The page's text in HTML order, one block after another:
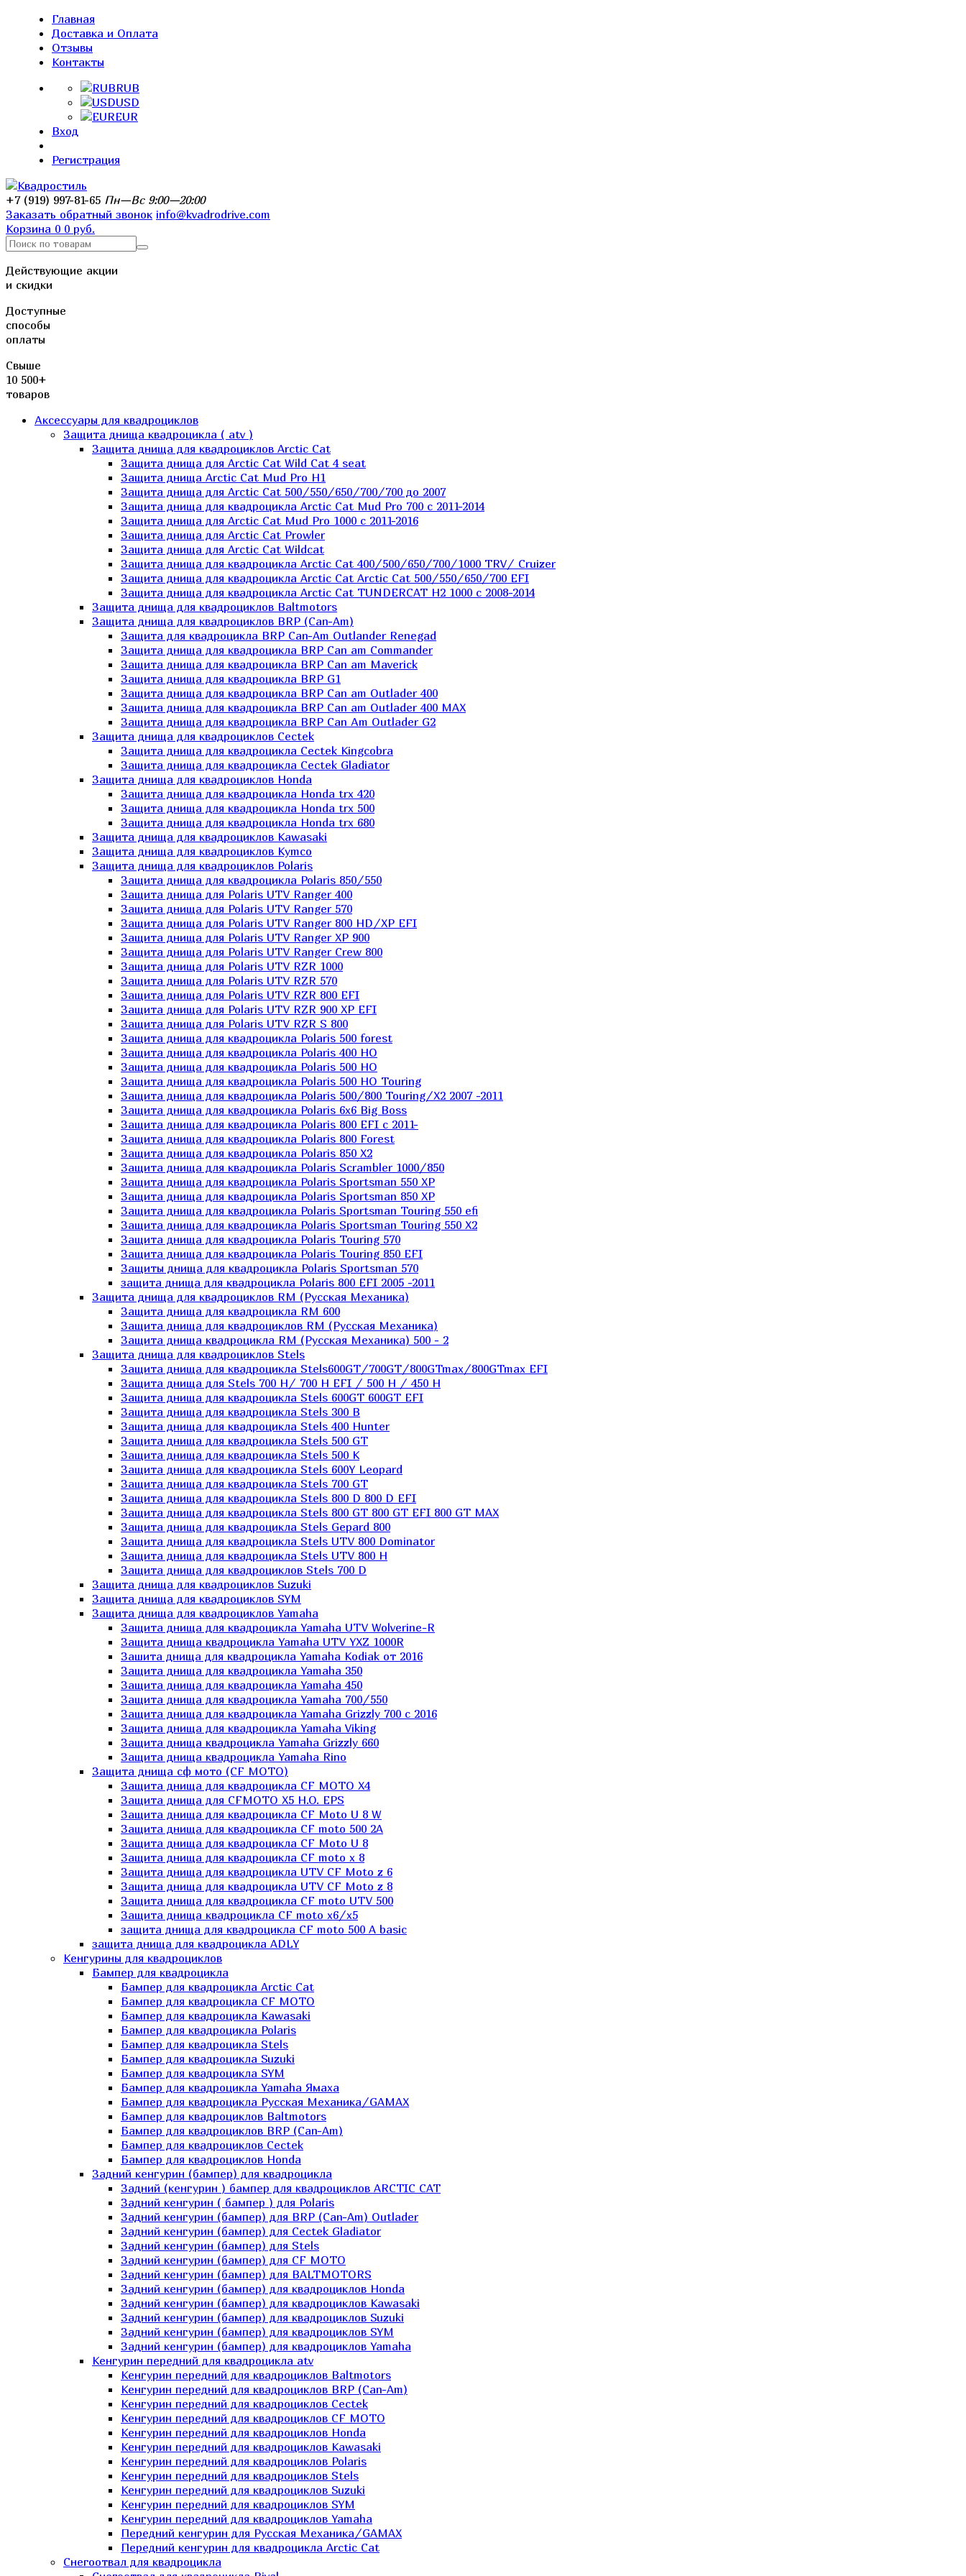
Главная
Доставка и Оплата
Отзывы
Контакты
RUB
USD
EUR
Вход
Регистрация
+7 (919) 997-81-65 Пн—Вс 9:00—20:00
Заказать обратный звонок info@kvadrodrive.com
Корзина 0 0 руб.
Действующие акции
и скидки
Доступные
способы
оплаты
Свыше
10 500+
товаров
Аксессуары для квадроциклов
Защита днища квадроцикла ( atv )
Защита днища для квадроциклов Arctic Cat
Защита днища для Arctic Cat Wild Cat 4 seat
Защита днища Arctic Cat Mud Pro H1
Защита днища для Arctic Cat 500/550/650/700/700 до 2007
Защита днища для квадроцикла Arctic Cat Mud Pro 700 с 2011-2014
Защита днища для Arctic Cat Mud Pro 1000 c 2011-2016
Защита днища для Arctic Cat Prowler
Защита днища для Arctic Cat Wildcat
Защита днища для квадроцикла Arctic Cat 400/500/650/700/1000 TRV/ Cruizer
Защита днища для квадроцикла Arctic Cat Arctic Cat 500/550/650/700 EFI
Защита днища для квадроцикла Arctic Cat TUNDERCAT H2 1000 c 2008-2014
Защита днища для квадроциклов Baltmotors
Защита днища для квадроциклов BRP (Can-Am)
Защита для квадроцикла BRP Can-Am Outlander Renegad
Защита днища для квадроцикла BRP Can am Commander
Защита днища для квадроцикла BRP Can am Maverick
Защита днища для квадроцикла BRP G1
Защита днища для квадроцикла BRP Can am Outlader 400
Защита днища для квадроцикла BRP Can am Outlader 400 MAX
Защита днища для квадроцикла BRP Can Аm Outlader G2
Защита днища для квадроциклов Cectek
Защита днища для квадроцикла Cectek Kingcobra
Защита днища для квадроцикла Cectek Gladiator
Защита днища для квадроциклов Honda
Защита днища для квадроцикла Honda trx 420
Защита днища для квадроцикла Honda trx 500
Защита днища для квадроцикла Honda trx 680
Защита днища для квадроциклов Kawasaki
Защита днища для квадроциклов Kymco
Защита днища для квадроциклов Polaris
Защита днища для квадроцикла Polaris 850/550
Защита днища для Polaris UTV Ranger 400
Защита днища для Polaris UTV Ranger 570
Защита днища для Polaris UTV Ranger 800 HD/XP EFI
Защита днища для Polaris UTV Ranger XP 900
Защита днища для Polaris UTV Ranger Сrew 800
Защита днища для Polaris UTV RZR 1000
Защита днища для Polaris UTV RZR 570
Защита днища для Polaris UTV RZR 800 EFI
Защита днища для Polaris UTV RZR 900 XP EFI
Защита днища для Polaris UTV RZR S 800
Защита днища для квадроцикла Polaris 500 forest
Защита днища для квадроцикла Polaris 400 HO
Защита днища для квадроцикла Polaris 500 HO
Защита днища для квадроцикла Polaris 500 HO Touring
Защита днища для квадроцикла Polaris 500/800 Touring/X2 2007 -2011
Защита днища для квадроцикла Polaris 6х6 Big Boss
Защита днища для квадроцикла Polaris 800 EFI с 2011-
Защита днища для квадроцикла Polaris 800 Forest
Защита днища для квадроцикла Polaris 850 X2
Защита днища для квадроцикла Polaris Scrambler 1000/850
Защита днища для квадроцикла Polaris Sportsman 550 XP
Защита днища для квадроцикла Polaris Sportsman 850 XP
Защита днища для квадроцикла Polaris Sportsman Touring 550 efi
Защита днища для квадроцикла Polaris Sportsman Touring 550 X2
Защита днища для квадроцикла Polaris Touring 570
Защита днища для квадроцикла Polaris Touring 850 EFI
Защиты днища для квадроцикла Polaris Sportsman 570
защита днища для квадроцикла Polaris 800 EFI 2005 -2011
Защита днища для квадроциклов RM (Русская Механика)
Защита днища для квадроцикла RM 600
Защита днища для квадроциклов RM (Русская Механика)
Защита днища квадроцикла RM (Русская Механика) 500 - 2
Защита днища для квадроциклов Stels
Защита днища для квадроцикла Stels600GT/700GT/800GTmax/800GTmax EFI
Защита днища для Stels 700 H/ 700 H EFI / 500 H / 450 H
Защита днища для квадроцикла Stels 600GT 600GT EFI
Защита днища для квадроцикла Stels 300 B
Защита днища для квадроцикла Stels 400 Hunter
Защита днища для квадроцикла Stels 500 GT
Защита днища для квадроцикла Stels 500 K
Защита днища для квадроцикла Stels 600Y Leopard
Защита днища для квадроцикла Stels 700 GT
Защита днища для квадроцикла Stels 800 D 800 D EFI
Защита днища для квадроцикла Stels 800 GT 800 GT EFI 800 GT MAX
Защита днища для квадроцикла Stels Gepard 800
Защита днища для квадроцикла Stels UTV 800 Dominator
Защита днища для квадроцикла Stels UTV 800 H
Защита днища для квадроциклов Stels 700 D
Защита днища для квадроциклов Suzuki
Защита днища для квадроциклов SYM
Защита днища для квадроциклов Yamaha
Защита днища для квадроцикла Yamaha UTV Wolverine-R
Защита днища квадроцикла Yamaha UTV YXZ 1000R
Зашита днища для квадроцикла Yamaha Kodiak от 2016
Защита днища для квадроцикла Yamaha 350
Защита днища для квадроцикла Yamaha 450
Защита днища для квадроцикла Yamaha 700/550
Защита днища для квадроцикла Yamaha Grizzly 700 с 2016
Защита днища для квадроцикла Yamaha Viking
Защита днища квадроцикла Yamaha Grizzly 660
Защита днища квадроцикла Yamaha Rino
Защита днища сф мото (CF MOTO)
Защита днища для квадроцикла CF MOTO X4
Защита днища для CFMOTO X5 H.O. EPS
Защита днища для квадроцикла CF Moto U 8 W
Защита днища для квадроцикла CF moto 500 2A
Защита днища для квадроцикла CF Moto U 8
Защита днища для квадроцикла CF moto x 8
Защита днища для квадроцикла UTV CF Moto z 6
Защита днища для квадроцикла UTV CF Moto z 8
Защита днища для квадроцикла СF moto UTV 500
Защита днища квадроцикла СF moto x6/x5
защита днища для квадроцикла CF moto 500 A basic
защита днища для квадроцикла ADLY
Кенгурины для квадроциклов
Бампер для квадроцикла
Бампер для квадроцикла Arctic Cat
Бампер для квадроцикла CF MOTO
Бампер для квадроцикла Kawasaki
Бампер для квадроцикла Polaris
Бампер для квадроцикла Stels
Бампер для квадроцикла Suzuki
Бампер для квадроцикла SYM
Бампер для квадроцикла Yamaha Ямаха
Бампер для квадроцикла Русская Механика/GAMAX
Бампер для квадроциклов Baltmotors
Бампер для квадроциклов BRP (Can-Am)
Бампер для квадроциклов Cectek
Бампер для квадроциклов Honda
Задний кенгурин (бампер) для квадроцикла
Задний (кенгурин ) бампер для квадроциклов ARCTIC CAT
Задний кенгурин ( бампер ) для Polaris
Задний кенгурин (бампер) для BRP (Can-Am) Outlader
Задний кенгурин (бампер) для Cectek Gladiator
Задний кенгурин (бампер) для Stels
Задний кенгурин (бампер) для СF MOTO
Задний кенгурин (бампер) для BALTMOTORS
Задний кенгурин (бампер) для квадроциклов Honda
Задний кенгурин (бампер) для квадроциклов Kawasaki
Задний кенгурин (бампер) для квадроциклов Suzuki
Задний кенгурин (бампер) для квадроциклов SYM
Задний кенгурин (бампер) для квадроциклов Yamaha
Кенгурин передний для квадроцикла atv
Кенгурин передний для квадроциклов Baltmotors
Кенгурин передний для квадроциклов BRP (Can-Am)
Кенгурин передний для квадроциклов Cectek
Кенгурин передний для квадроциклов CF MOTO
Кенгурин передний для квадроциклов Honda
Кенгурин передний для квадроциклов Kawasaki
Кенгурин передний для квадроциклов Polaris
Кенгурин передний для квадроциклов Stels
Кенгурин передний для квадроциклов Suzuki
Кенгурин передний для квадроциклов SYM
Кенгурин передний для квадроциклов Yamaha
Передний кенгурин для Русская Механика/GAMAX
Передний кенгурин для квадроцикла Arctic Cat
Снегоотвал для квадроцикла